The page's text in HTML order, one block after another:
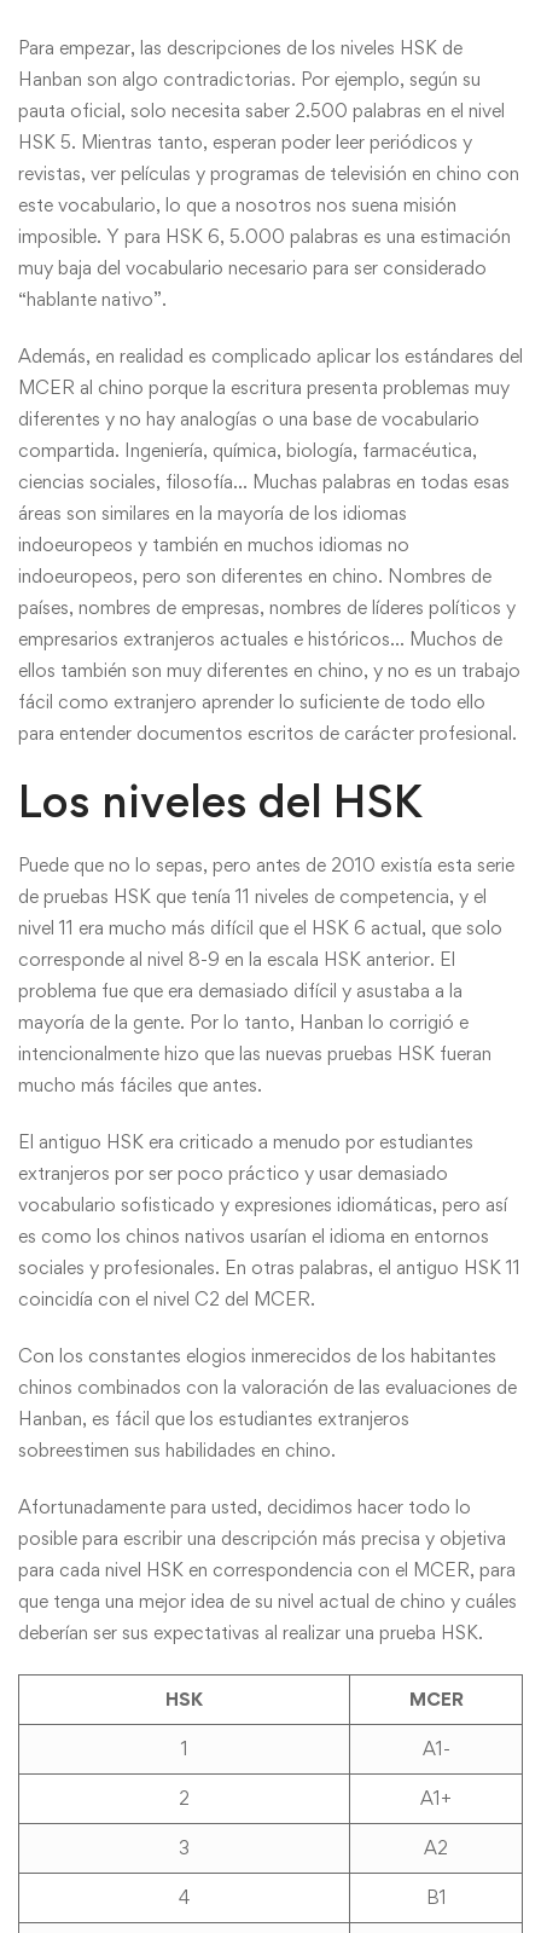
Para empezar, las descripciones de los niveles HSK de
Hanban son algo contradictorias. Por ejemplo, según su
pauta oficial, solo necesita saber 2.500 palabras en el nivel
HSK 5. Mientras tanto, esperan poder leer periódicos y
revistas, ver películas y programas de televisión en chino con
este vocabulario, lo que a nosotros nos suena misión
imposible. Y para HSK 6, 5.000 palabras es una estimación
muy baja del vocabulario necesario para ser considerado
“hablante nativo”.
Además, en realidad es complicado aplicar los estándares del
MCER al chino porque la escritura presenta problemas muy
diferentes y no hay analogías o una base de vocabulario
compartida. Ingeniería, química, biología, farmacéutica,
ciencias sociales, filosofía… Muchas palabras en todas esas
áreas son similares en la mayoría de los idiomas
indoeuropeos y también en muchos idiomas no
indoeuropeos, pero son diferentes en chino. Nombres de
países, nombres de empresas, nombres de líderes políticos y
empresarios extranjeros actuales e históricos… Muchos de
ellos también son muy diferentes en chino, y no es un trabajo
fácil como extranjero aprender lo suficiente de todo ello
para entender documentos escritos de carácter profesional.
Los niveles del HSK
Puede que no lo sepas, pero antes de 2010 existía esta serie
de pruebas HSK que tenía 11 niveles de competencia, y el
nivel 11 era mucho más difícil que el HSK 6 actual, que solo
corresponde al nivel 8-9 en la escala HSK anterior. El
problema fue que era demasiado difícil y asustaba a la
mayoría de la gente. Por lo tanto, Hanban lo corrigió e
intencionalmente hizo que las nuevas pruebas HSK fueran
mucho más fáciles que antes.
El antiguo HSK era criticado a menudo por estudiantes
extranjeros por ser poco práctico y usar demasiado
vocabulario sofisticado y expresiones idiomáticas, pero así
es como los chinos nativos usarían el idioma en entornos
sociales y profesionales. En otras palabras, el antiguo HSK 11
coincidía con el nivel C2 del MCER.
Con los constantes elogios inmerecidos de los habitantes
chinos combinados con la valoración de las evaluaciones de
Hanban, es fácil que los estudiantes extranjeros
sobreestimen sus habilidades en chino.
Afortunadamente para usted, decidimos hacer todo lo
posible para escribir una descripción más precisa y objetiva
para cada nivel HSK en correspondencia con el MCER, para
que tenga una mejor idea de su nivel actual de chino y cuáles
deberían ser sus expectativas al realizar una prueba HSK.
HSK MCER
1 A1-
2 A1+
3 A2
4 B1